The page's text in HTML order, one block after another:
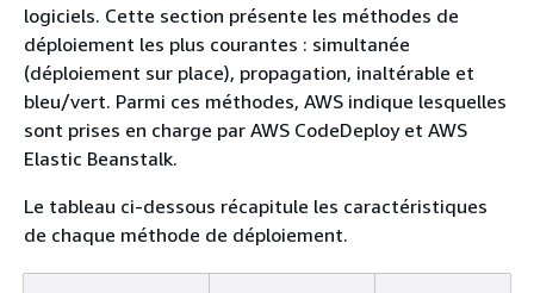
logiciels. Cette section présente les méthodes de
déploiement les plus courantes : simultanée
(déploiement sur place), propagation, inaltérable et
bleu/vert. Parmi ces méthodes, AWS indique lesquelles
sont prises en charge par AWS CodeDeploy et AWS
Elastic Beanstalk.
Le tableau ci-dessous récapitule les caractéristiques
de chaque méthode de déploiement.